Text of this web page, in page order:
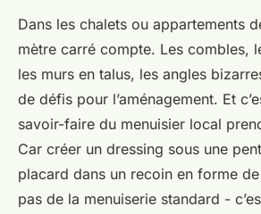
Dans les chalets ou appartements
mètre carré compte. Les combles,
les murs en talus, les angles
de défis pour l’aménagement. Et
savoir-faire du menuisier local
Car créer un dressing sous une
placard dans un recoin en forme de
pas de la menuiserie standard -